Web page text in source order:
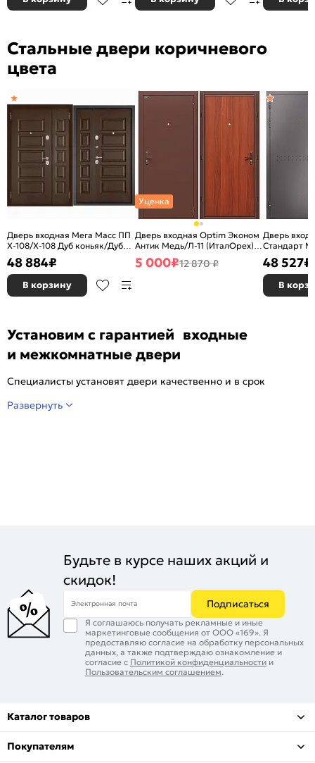
Цвет:
Шоколад букле/Шоколад букле
Вес, кг:
Стальные двери коричневого
цвета
Дверь входная Мега Масс ПП
X-108/X-108 Дуб коньяк/Дуб
коньяк, 2 замка, с ночной
задвижкой
48 884₽
В корзину
Уценка
Дверь входная Optim Эконом
Антик Медь/Л-11 (ИталОрех), 1
замок
5 000₽12 870 ₽
Дверь
Стандарт
букле/Орех
с ночной
48 527₽
В
Установим с гарантией входные
и межкомнатные двери
Специалисты установят двери качественно и в срок
Развернуть
Будьте в курсе наших акций и
скидок!
Электронная почта Подписаться
Я соглашаюсь получать рекламные и иные
маркетинговые сообщения от ООО «169». Я
предоставляю согласие на обработку персональных
данных, а также подтверждаю ознакомление и
согласие с Политикой конфиденциальности и
Пользовательским соглашением.
Каталог товаров
Покупателям